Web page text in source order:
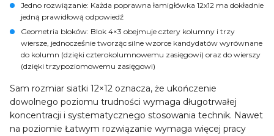
Jedno rozwiązanie: Każda poprawna łamigłówka 12x12 ma dokładnie
jedną prawidłową odpowiedź
Geometria bloków: Blok 4×3 obejmuje cztery kolumny i trzy
wiersze, jednocześnie tworząc silne wzorce kandydatów wyrównane
do kolumn (dzięki czterokolumnowemu zasięgowi) oraz do wierszy
(dzięki trzypoziomowemu zasięgowi)
Sam rozmiar siatki 12×12 oznacza, że ukończenie
dowolnego poziomu trudności wymaga długotrwałej
koncentracji i systematycznego stosowania technik. Nawet
na poziomie Łatwym rozwiązanie wymaga więcej pracy